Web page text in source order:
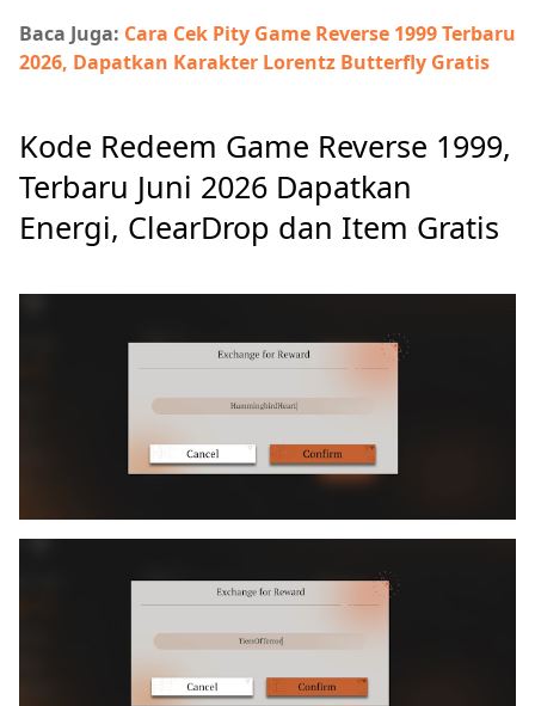
Baca Juga: Cara Cek Pity Game Reverse 1999 Terbaru
2026, Dapatkan Karakter Lorentz Butterfly Gratis
Kode Redeem Game Reverse 1999,
Terbaru Juni 2026 Dapatkan
Energi, ClearDrop dan Item Gratis